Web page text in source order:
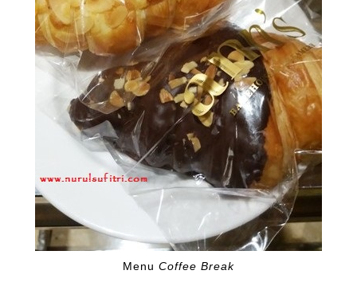
Menu Coffee Break